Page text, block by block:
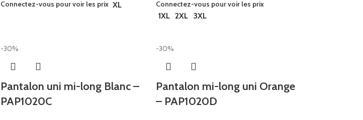
Connectez-vous pour voir les prix XL Connectez-vous pour voir les prix
1XL 2XL 3XL
-30%
Pantalon uni mi-long Blanc –
PAP1020C
-30%
Pantalon mi-long uni Orange
– PAP1020D